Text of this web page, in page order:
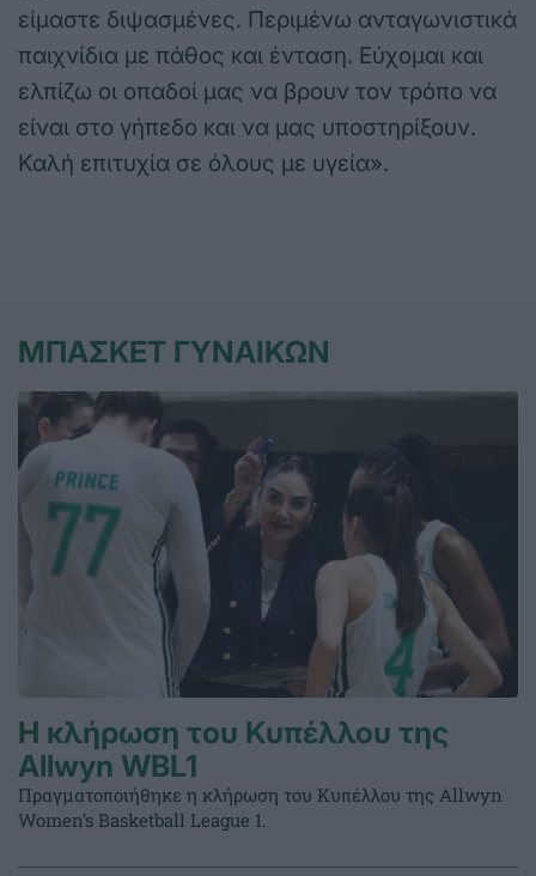
είμαστε διψασμένες. Περιμένω ανταγωνιστικά
παιχνίδια με πάθος και ένταση. Εύχομαι και
ελπίζω οι οπαδοί μας να βρουν τον τρόπο να
είναι στο γήπεδο και να μας υποστηρίξουν.
Καλή επιτυχία σε όλους με υγεία».
ΜΠΑΣΚΕΤ ΓΥΝΑΙΚΩΝ
Η κλήρωση του Κυπέλλου της
Allwyn WBL1
Πραγματοποιήθηκε η κλήρωση του Κυπέλλου της Allwyn
Women’s Basketball League 1.